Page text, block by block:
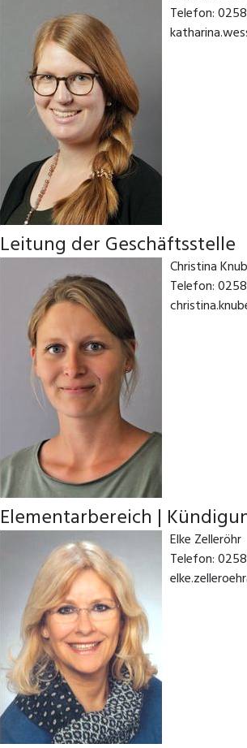
Telefon:
Leitung der Geschäftsstelle
Christina
Telefon:
Elementarbereich |
Elke
Telefon: